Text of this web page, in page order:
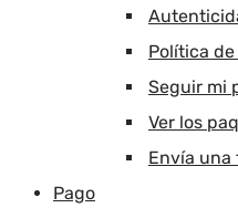
Política
Seguir mi
Ver los
Envía una
Pago